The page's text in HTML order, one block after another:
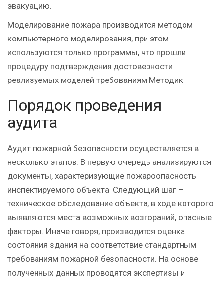
эвакуацию.
Моделирование пожара производится методом
компьютерного моделирования, при этом
используются только программы, что прошли
процедуру подтверждения достоверности
реализуемых моделей требованиям Методик.
Порядок проведения
аудита
Аудит пожарной безопасности осуществляется в
несколько этапов. В первую очередь анализируются
документы, характеризующие пожароопасность
инспектируемого объекта. Следующий шаг –
техническое обследование объекта, в ходе которого
выявляются места возможных возгораний, опасные
факторы. Иначе говоря, производится оценка
состояния здания на соответствие стандартным
требованиям пожарной безопасности. На основе
полученных данных проводятся экспертизы и